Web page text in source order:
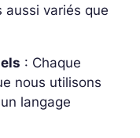
aussi variés que
: Chaque
nous utilisons
langage